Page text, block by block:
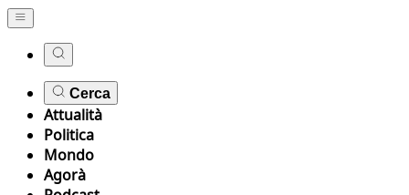
Cerca
Attualità
Politica
Mondo
Agorà